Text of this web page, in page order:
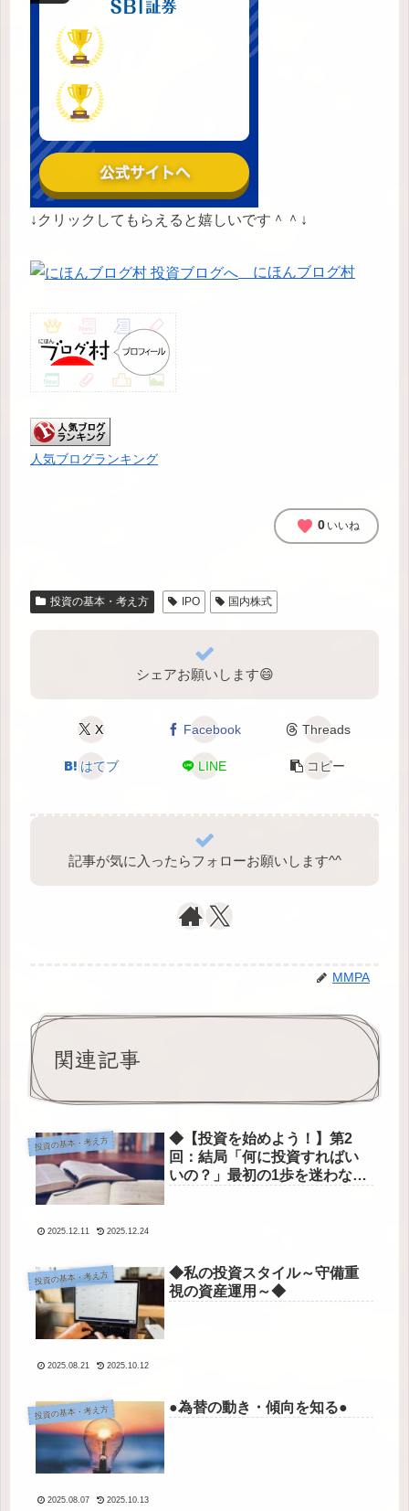
↓クリックしてもらえると嬉しいです＾＾↓
にほんブログ村
人気ブログランキング
favorite 0 いいね
投資の基本・考え方 IPO 国内株式
シェアお願いします😄
X Facebook Threads
はてブ LINE コピー
記事が気に入ったらフォローお願いします^⁠^⁠
MMPA
関連記事
投資の基本・考え方
◆【投資を始めよう！】第2
回：結局「何に投資すればい
いの？」最初の1歩を迷わない
2025.12.11 2025.12.24
投資の基本・考え方
◆私の投資スタイル～守備重
視の資産運用～◆
2025.08.21 2025.10.12
投資の基本・考え方 ●為替の動き・傾向を知る●
2025.08.07 2025.10.13